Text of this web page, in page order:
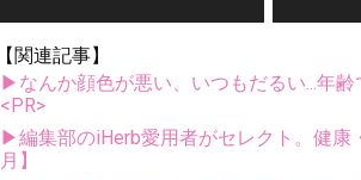
【関連記事】
▶なんか顔色が悪い、いつもだるい...年
<PR>
▶編集部のiHerb愛用者がセレクト。健康
月】